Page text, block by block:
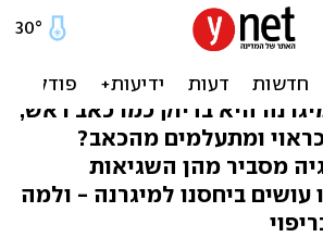
סובלים ממיגרנה? 8 שגיאות
עושים
היא בדיוק כמו כאב ראש,
ומתעלמים מהכאב?
מסביר מהן השגיאות
עושים ביחסנו למיגרנה - ולמה